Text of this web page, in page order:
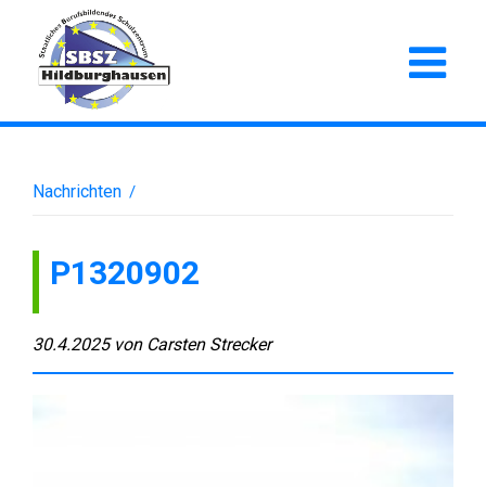
Nachrichten /
P1320902
30.4.2025 von Carsten Strecker